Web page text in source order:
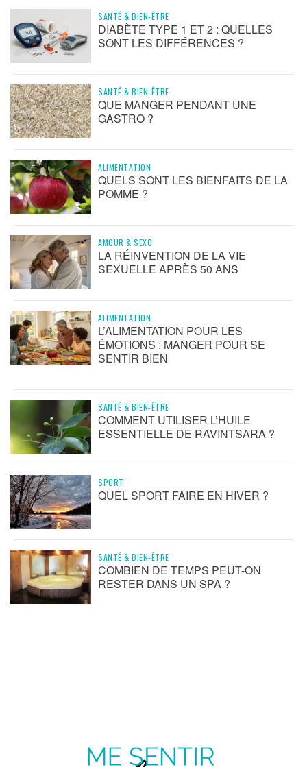
SANTÉ & BIEN-ÊTRE
DIABÈTE TYPE 1 ET 2 : QUELLES
SONT LES DIFFÉRENCES ?
SANTÉ & BIEN-ÊTRE
QUE MANGER PENDANT UNE
GASTRO ?
ALIMENTATION
QUELS SONT LES BIENFAITS DE LA
POMME ?
AMOUR & SEXO
LA RÉINVENTION DE LA VIE
SEXUELLE APRÈS 50 ANS
ALIMENTATION
L’ALIMENTATION POUR LES
ÉMOTIONS : MANGER POUR SE
SENTIR BIEN
SANTÉ & BIEN-ÊTRE
COMMENT UTILISER L’HUILE
ESSENTIELLE DE RAVINTSARA ?
SPORT
QUEL SPORT FAIRE EN HIVER ?
SANTÉ & BIEN-ÊTRE
COMBIEN DE TEMPS PEUT-ON
RESTER DANS UN SPA ?